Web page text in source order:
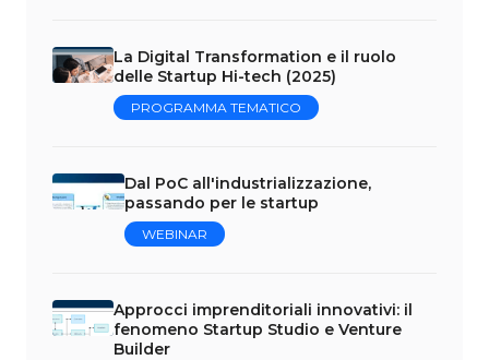
La Digital Transformation e il ruolo
delle Startup Hi-tech (2025)
PROGRAMMA TEMATICO
Dal PoC all'industrializzazione,
passando per le startup
WEBINAR
Approcci imprenditoriali innovativi: il
fenomeno Startup Studio e Venture
Builder